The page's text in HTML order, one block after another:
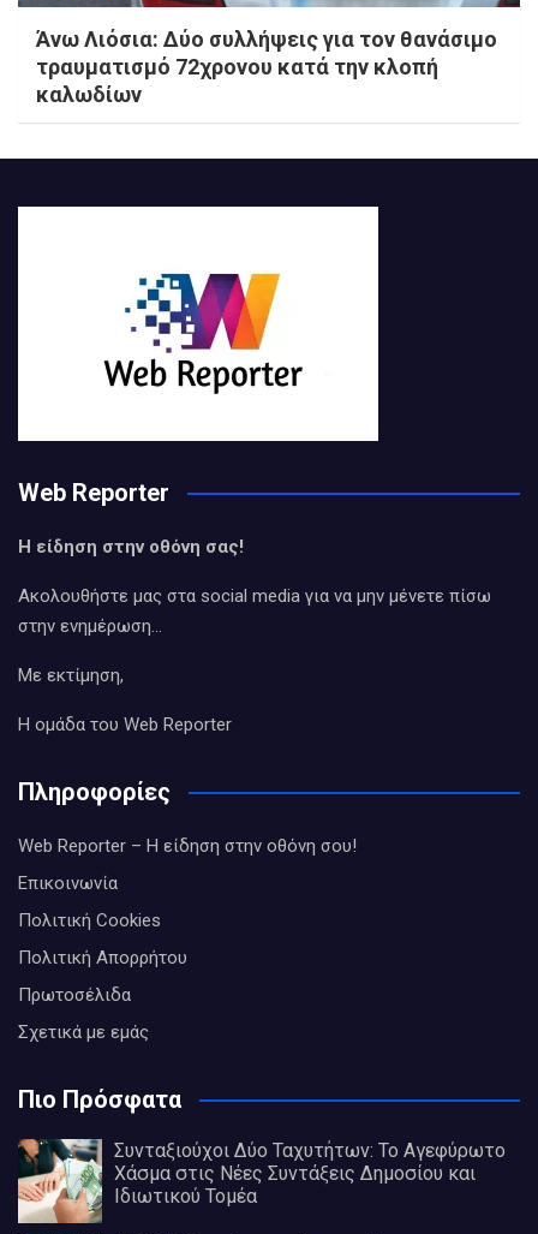
Άνω Λιόσια: Δύο συλλήψεις για τον θανάσιμο
τραυματισμό 72χρονου κατά την κλοπή
καλωδίων
Web Reporter
Η είδηση στην οθόνη σας!
Ακολουθήστε μας στα social media για να μην μένετε πίσω
στην ενημέρωση…
Με εκτίμηση,
Η ομάδα του Web Reporter
Πληροφορίες
Web Reporter – Η είδηση στην οθόνη σου!
Επικοινωνία
Πολιτική Cookies
Πολιτική Απορρήτου
Πρωτοσέλιδα
Σχετικά με εμάς
Πιο Πρόσφατα
Συνταξιούχοι Δύο Ταχυτήτων: Το Αγεφύρωτο
Χάσμα στις Νέες Συντάξεις Δημοσίου και
Ιδιωτικού Τομέα